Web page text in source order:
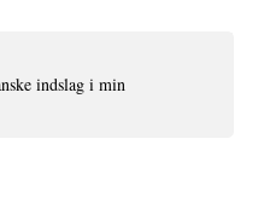
indslag i min